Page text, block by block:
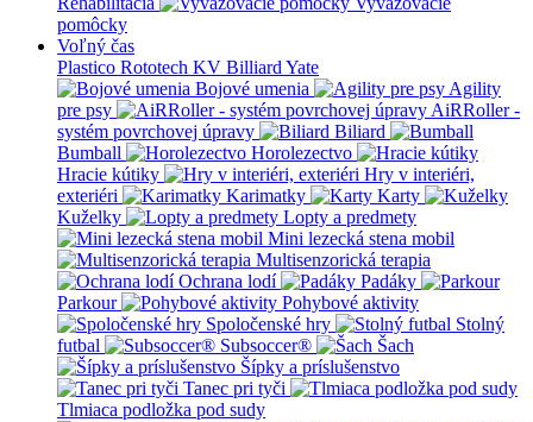
pomôcky
Voľný čas
Plastico Rototech KV Billiard Yate
Bojové umenia
Agility
pre psy
AiRRoller -
systém povrchovej úpravy
Biliard
Bumball
Horolezectvo
Hracie kútiky
Hry v interiéri,
exteriéri
Karimatky
Karty
Kuželky
Lopty a predmety
Mini lezecká stena mobil
Multisenzorická terapia
Ochrana lodí
Padáky
Parkour
Pohybové aktivity
Spoločenské hry
Stolný
futbal
Subsoccer®
Šach
Šípky a príslušenstvo
Tanec pri tyči
Tlmiaca podložka pod sudy